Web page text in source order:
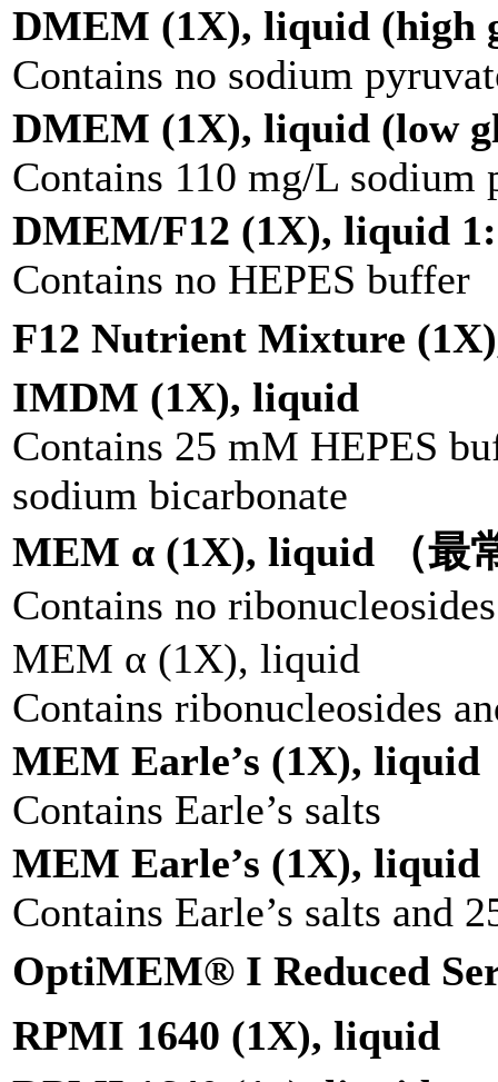
DMEM (1X), liquid (high
Contains no sodium
DMEM (1X), liquid (low
Contains 110 mg/L sodium
DMEM/F12 (1X), liquid
Contains no HEPES buffer
F12 Nutrient Mixture
IMDM (1X), liquid
Contains 25 mM HEPES
sodium bicarbonate
MEM α (1X), liquid （最
Contains no
MEM α (1X), liquid
Contains ribonucleosides
MEM Earle’s (1X), liquid
Contains Earle’s salts
MEM Earle’s (1X), liquid
Contains Earle’s salts and
OptiMEM® I Reduced
RPMI 1640 (1X), liquid